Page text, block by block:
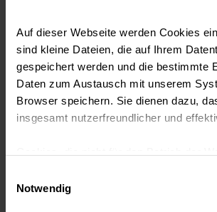
Auf dieser Webseite werden Cookies
sind kleine Dateien, die auf Ihrem
gespeichert werden und die bestimmte
Daten zum Austausch mit unserem
Browser speichern. Sie dienen dazu,
insgesamt nutzerfreundlicher und
eingesetzt werden.
Notwendig
Vorsorgeuntersuchungen ab.
Spezialisierung/
Typ-1-Diabetes bei